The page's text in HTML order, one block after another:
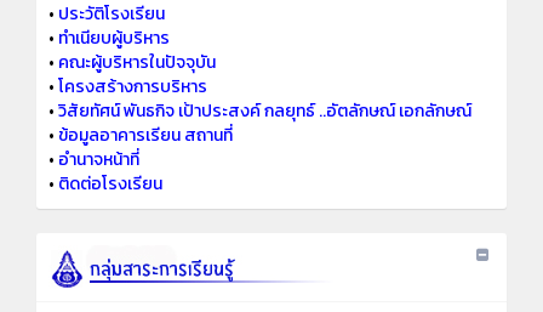
• ประวัติโรงเรียน
• ทำเนียบผู้บริหาร
• คณะผู้บริหารในปัจจุบัน
•โครงสร้างการบริหาร
•วิสัยทัศน์ พันธกิจ เป้าประสงค์ กลยุทธ์ ..อัตลักษณ์ เอกลักษณ์
• ข้อมูลอาคารเรียน สถานที่
• อำนาจหน้าที่
• ติดต่อโรงเรียน